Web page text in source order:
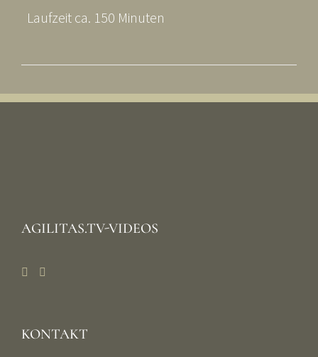
Laufzeit ca. 150 Minuten
AGILITAS.TV-VIDEOS
KONTAKT